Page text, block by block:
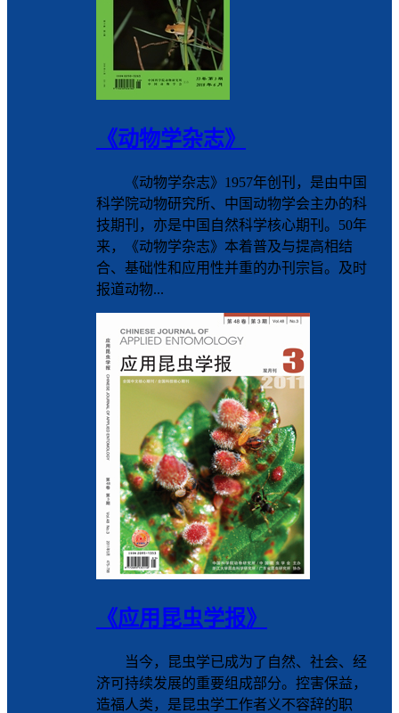
《动物学杂志》
《动物学杂志》1957年创刊，是由中国
科学院动物研究所、中国动物学会主办的科
技期刊，亦是中国自然科学核心期刊。50年
来，《动物学杂志》本着普及与提高相结
合、基础性和应用性并重的办刊宗旨。及时
报道动物...
《应用昆虫学报》
当今，昆虫学已成为了自然、社会、经
济可持续发展的重要组成部分。控害保益，
造福人类，是昆虫学工作者义不容辞的职